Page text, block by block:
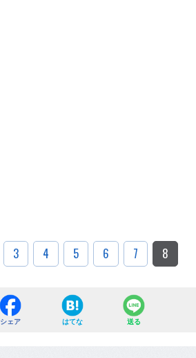
3 4 5 6 7 8
シェア はてな 送る